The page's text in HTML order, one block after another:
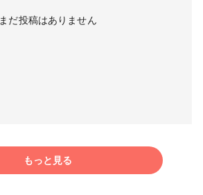
まだ投稿はありません
もっと見る